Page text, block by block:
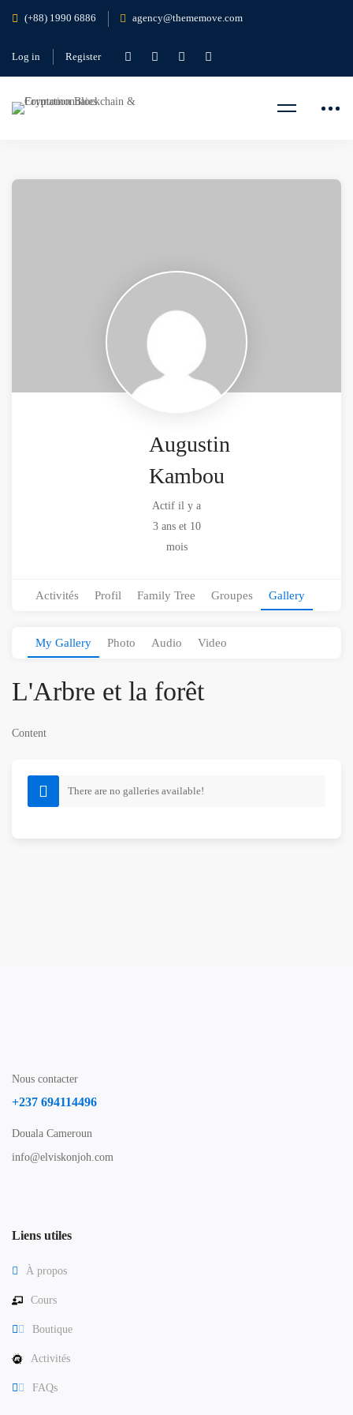
(+88) 1990 6886 agency@thememove.com
Log in Register
Augustin
Kambou
Actif il y a
3 ans et 10
mois
Activités Profil Family Tree Groupes Gallery
My Gallery Photo Audio Video
L'Arbre et la forêt
Content
There are no galleries available!
Nous contacter
+237 694114496
Douala Cameroun
info@elviskonjoh.com
Liens utiles
À propos
Cours
Boutique
Activités
FAQs